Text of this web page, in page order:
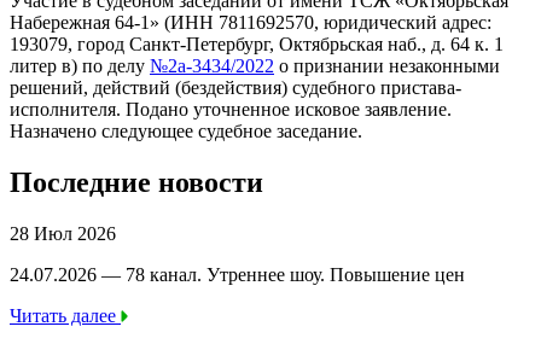
Набережная 64-1» (ИНН 7811692570, юридический адрес:
193079, город Санкт-Петербург, Октябрьская наб., д. 64 к. 1
литер в) по делу №2а-3434/2022 о признании незаконными
решений, действий (бездействия) судебного пристава-
исполнителя. Подано уточненное исковое заявление.
Назначено следующее судебное заседание.
Последние новости
28 Июл 2026
24.07.2026 — 78 канал. Утреннее шоу. Повышение цен
Читать далее